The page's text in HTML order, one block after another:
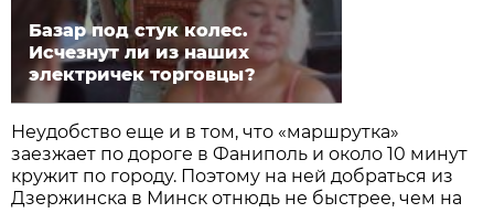
Базар под стук колес.
Исчезнут ли из наших
электричек торговцы?
Неудобство еще и в том, что «маршрутка»
заезжает по дороге в Фаниполь и около 10 минут
кружит по городу. Поэтому на ней добраться из
Дзержинска в Минск отнюдь не быстрее, чем на